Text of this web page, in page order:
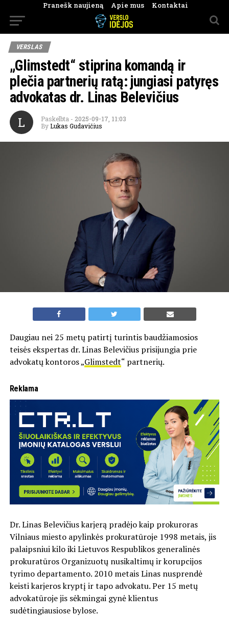
Pranešk naujieną Apie mus Kontaktai
VERSLAS
„Glimstedt“ stiprina komandą ir
plečia partnerių ratą: jungiasi patyręs
advokatas dr. Linas Belevičius
L Paskelbta - 2025-09-17, 11:03
By Lukas Gudavičius
Daugiau nei 25 metų patirtį turintis baudžiamosios
teisės ekspertas dr. Linas Belevičius prisijungia prie
advokatų kontoros „Glimstedt“ partnerių.
Reklama
Dr. Linas Belevičius karjerą pradėjo kaip prokuroras
Vilniaus miesto apylinkės prokuratūroje 1998 metais, jis
palaipsniui kilo iki Lietuvos Respublikos generalinės
prokuratūros Organizuotų nusikaltimų ir korupcijos
tyrimo departamento. 2010 metais Linas nusprendė
keisti karjeros kryptį ir tapo advokatu. Per 15 metų
advokatūroje jis sėkmingai gynė klientus
sudėtingiausiose bylose.